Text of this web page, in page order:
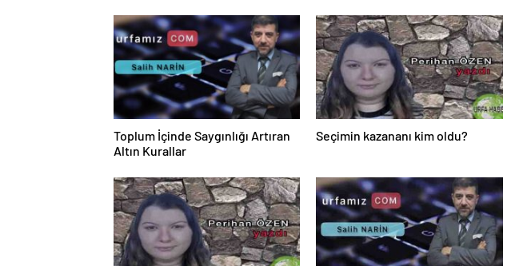
Toplum İçinde Saygınlığı Artıran
Altın Kurallar
Seçimin kazananı kim oldu?